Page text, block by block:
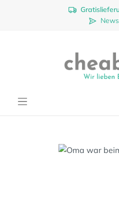
Zum Hauptinhalt springen
Bildergalerie überspringen